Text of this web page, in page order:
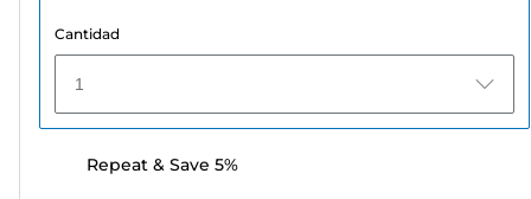
Cantidad
1
Repeat & Save 5%